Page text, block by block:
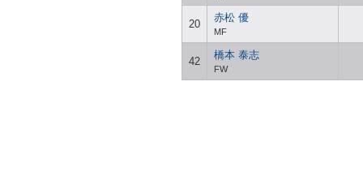
20
赤松 優
MF
42
橋本 泰志
FW